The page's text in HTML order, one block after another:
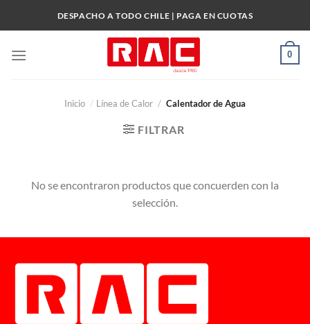
DESPACHO A TODO CHILE | PAGA EN CUOTAS
0
Inicio / Línea de Calor / Calentador de Agua
FILTRAR
No se encontraron productos que concuerden con la
selección.